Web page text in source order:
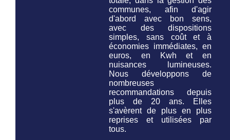
communes, afin d'agir
d'abord avec bon sens,
avec des dispositions
simples, sans coût et à
économies immédiates, en
euros, en Kwh et en
nuisances lumineuses.
Nous développons de
nombreuses
recommandations depuis
plus de 20 ans. Elles
s'avèrent de plus en plus
reprises et utilisées par
tous.